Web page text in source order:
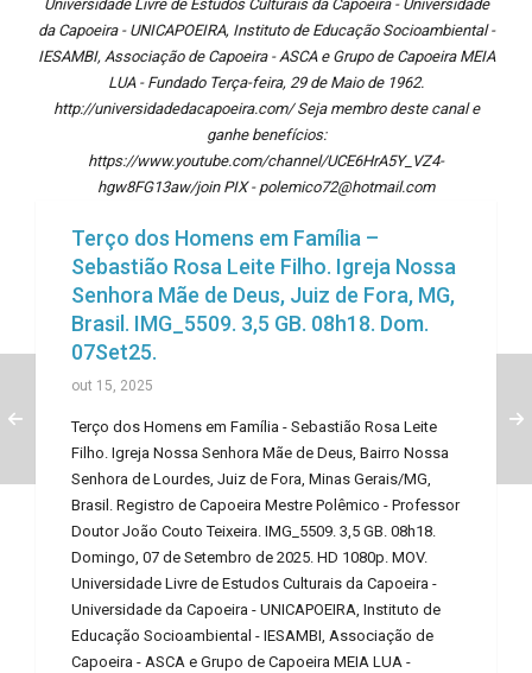
Universidade Livre de Estudos Culturais da Capoeira - Universidade
da Capoeira - UNICAPOEIRA, Instituto de Educação Socioambiental -
IESAMBI, Associação de Capoeira - ASCA e Grupo de Capoeira MEIA
LUA - Fundado Terça-feira, 29 de Maio de 1962.
http://universidadedacapoeira.com/ Seja membro deste canal e
ganhe benefícios:
https://www.youtube.com/channel/UCE6HrA5Y_VZ4-
hgw8FG13aw/join PIX - polemico72@hotmail.com
Terço dos Homens em Família –
Sebastião Rosa Leite Filho. Igreja Nossa
Senhora Mãe de Deus, Juiz de Fora, MG,
Brasil. IMG_5509. 3,5 GB. 08h18. Dom.
07Set25.
out 15, 2025
Terço dos Homens em Família - Sebastião Rosa Leite
Filho. Igreja Nossa Senhora Mãe de Deus, Bairro Nossa
Senhora de Lourdes, Juiz de Fora, Minas Gerais/MG,
Brasil. Registro de Capoeira Mestre Polêmico - Professor
Doutor João Couto Teixeira. IMG_5509. 3,5 GB. 08h18.
Domingo, 07 de Setembro de 2025. HD 1080p. MOV.
Universidade Livre de Estudos Culturais da Capoeira -
Universidade da Capoeira - UNICAPOEIRA, Instituto de
Educação Socioambiental - IESAMBI, Associação de
Capoeira - ASCA e Grupo de Capoeira MEIA LUA -